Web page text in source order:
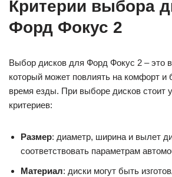
Критерии выбора
Форд Фокус 2
Выбор дисков для Форд Фокус 2 – это
который может повлиять на комфорт и
время езды. При выборе дисков стоит
критериев:
Размер: диаметр, ширина и вылет
соответствовать параметрам
Материал: диски могут быть